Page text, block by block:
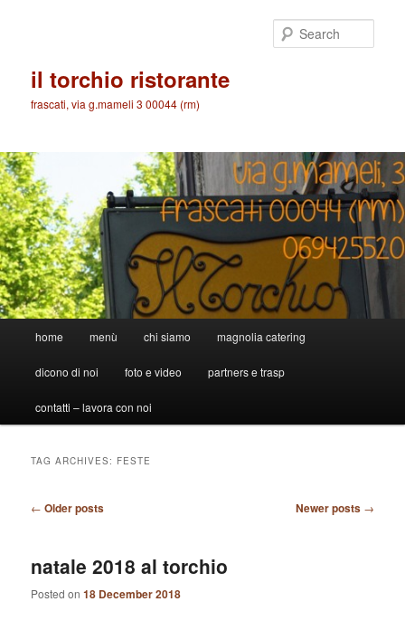
il torchio ristorante
frascati, via g.mameli 3 00044 (rm)
home menù chi siamo magnolia catering
dicono di noi foto e video partners e trasp
contatti – lavora con noi
TAG ARCHIVES: FESTE
Post
← Older posts Newer posts →
natale 2018 al torchio
Posted on18 December 2018